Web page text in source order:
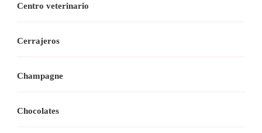
Centro veterinario
Cerrajeros
Champagne
Chocolates